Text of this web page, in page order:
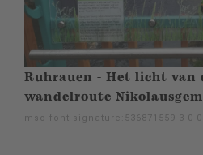
Ruhrauen - Het licht van
wandelroute
mso-font-signature:536871559 3 0